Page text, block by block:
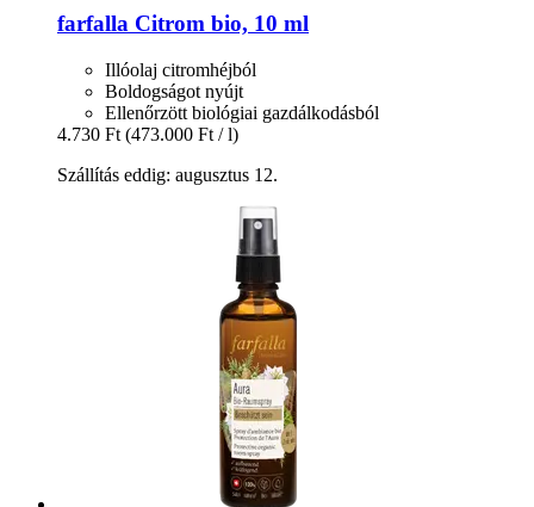
farfalla Citrom bio, 10 ml
Illóolaj citromhéjból
Boldogságot nyújt
Ellenőrzött biológiai gazdálkodásból
4.730 Ft (473.000 Ft / l)
Szállítás eddig: augusztus 12.